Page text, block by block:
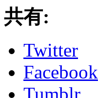
共有:
Twitter
Facebook